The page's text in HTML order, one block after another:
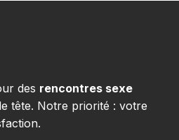
des rencontres sexe
tête. Notre priorité : votre